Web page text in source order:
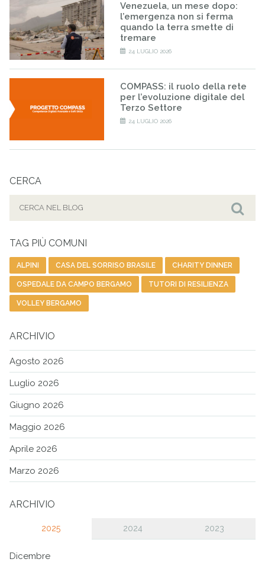
Venezuela, un mese dopo:
l’emergenza non si ferma
quando la terra smette di
tremare
24 LUGLIO 2026
COMPASS: il ruolo della rete
per l’evoluzione digitale del
Terzo Settore
24 LUGLIO 2026
CERCA
TAG PIÙ COMUNI
ALPINI CASA DEL SORRISO BRASILE CHARITY DINNER
OSPEDALE DA CAMPO BERGAMO TUTORI DI RESILIENZA
VOLLEY BERGAMO
ARCHIVIO
Agosto 2026
Luglio 2026
Giugno 2026
Maggio 2026
Aprile 2026
Marzo 2026
ARCHIVIO
2025 2024 2023
Dicembre